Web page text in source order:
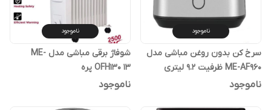
ناموجود
سرخ کن بدون روغن مباشی مدل
ME-AF960 ظرفیت ۹.۲ لیتری
دوالمنت
ناموجود
ناموجود
شوفاژ برقی مباشی مدل ME-
OFH130 ۱۳ پره
ناموجود